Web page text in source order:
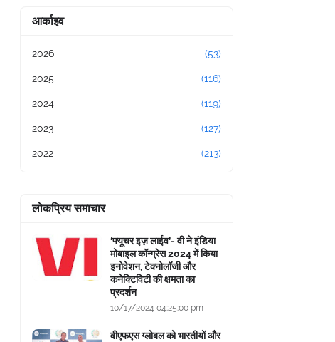
आर्काइव
2026 (53)
2025 (116)
2024 (119)
2023 (127)
2022 (213)
लोकप्रिय समाचार
‘फ्यूचर इज़ लाईव’- वी ने इंडिया
मोबाइल कॉन्ग्रेस 2024 में किया
इनोवेशन, टेक्नोलॉजी और
कनेक्टिविटी की क्षमता का
प्रदर्शन
10/17/2024 04:25:00 pm
वीएफएस ग्लोबल को भारतीयों और